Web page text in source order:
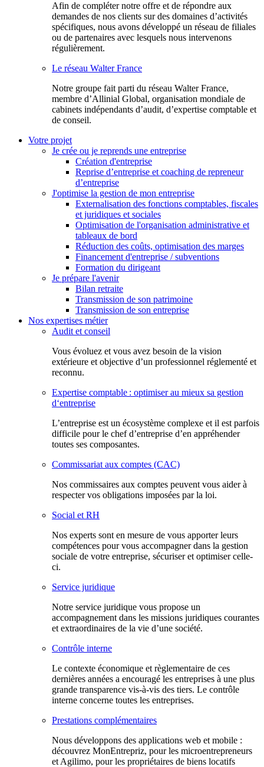
Afin de compléter notre offre et de répondre aux
demandes de nos clients sur des domaines d’activités
spécifiques, nous avons développé un réseau de filiales
ou de partenaires avec lesquels nous intervenons
régulièrement.
Le réseau Walter France
Notr​e groupe fait parti du réseau Walter France,
membre d’Allinial Global, organisation mondiale de
cabinets indépendants d’audit, d’expertise comptable et
de conseil.
Votre projet
Je crée ou je reprends une entreprise
Création d'entreprise
Reprise d’entreprise et coaching de repreneur
d’entreprise
J'optimise la gestion de mon entreprise
Externalisation des fonctions comptables, fiscales
et juridiques et sociales
Optimisation de l'organisation administrative et
tableaux de bord
Réduction des coûts, optimisation des marges
Financement d'entreprise / subventions
Formation du dirigeant
Je prépare l'avenir
Bilan retraite
Transmission de son patrimoine
Transmission de son entreprise
Nos expertises métier
Audit et conseil
Vous évoluez et vous avez besoin de la vision
extérieure et objective d’un professionnel réglementé et
reconnu.
Expertise comptable : optimiser au mieux sa gestion
d‘entreprise
L’entreprise est un écosystème complexe et il est parfois
difficile pour le chef d’entreprise d’en appréhender
toutes ses composantes.
Commissariat aux comptes (CAC)
Nos commissaires aux comptes peuvent vous aider à
respecter vos obligations imposées par la loi.
Social et RH
Nos experts sont en mesure de vous apporter leurs
compétences pour vous accompagner dans la gestion
sociale de votre entreprise, sécuriser et optimiser celle-
ci.
Service juridique
Notre service juridique vous propose un
accompagnement dans les missions juridiques courantes
et extraordinaires de la vie d’une société.
Contrôle interne
Le contexte économique et règlementaire de ces
dernières années a encouragé les entreprises à une plus
grande transparence vis-à-vis des tiers. Le contrôle
interne concerne toutes les entreprises.
Prestations complémentaires
Nous développons des applications web et mobile :
découvrez MonEntrepriz, pour les microentrepreneurs
et Agilimo, pour les propriétaires de biens locatifs